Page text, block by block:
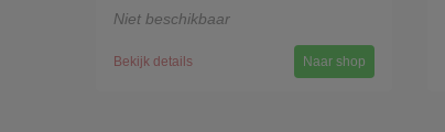
Niet beschikbaar
Bekijk details Naar shop